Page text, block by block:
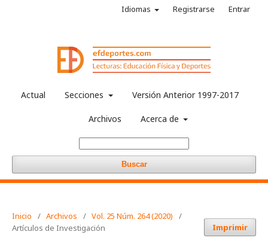
Actual Secciones Versión Anterior 1997-2017
Archivos Acerca de
Buscar
Idiomas Registrarse Entrar
Inicio / Archivos / Vol. 25 Núm. 264 (2020)
/
Artículos de Investigación
Imprimir